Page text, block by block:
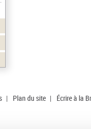
| Plan du site | Écrire à la